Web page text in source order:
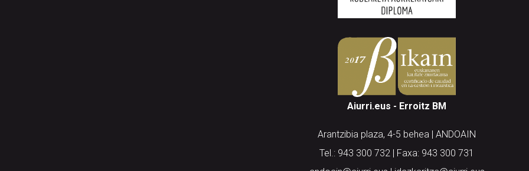
Aiurri.eus - Erroitz BM
Arantzibia plaza, 4-5 behea | ANDOAIN
Tel.: 943 300 732 | Faxa: 943 300 731